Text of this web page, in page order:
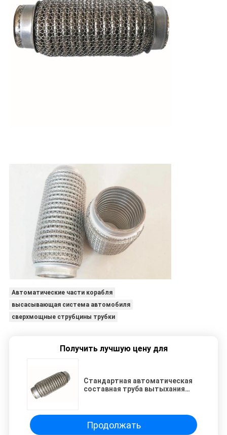
Автоматические части корабля
высасывающая система автомобиля
сверхмощные струбцины трубки
Получить лучшую цену для
Стандартная автоматическая
составная труба вытыхания
частей с блокировкой
Продолжать